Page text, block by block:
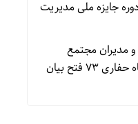
جایزه ملی مدیریت
و مدیران مجتمع
صنعتی فجر شیراز از دستگاه حفاری ۷۳ فتح بیان